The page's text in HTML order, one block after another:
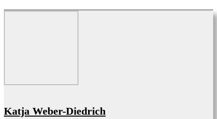
Katja Weber-Diedrich